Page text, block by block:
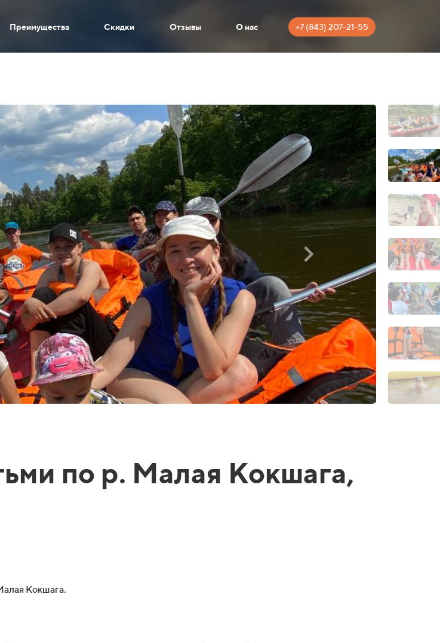
Преимущества Скидки Отзывы О нас +7 (843) 207-21-55
по р. Малая Кокшага,
Кокшага.